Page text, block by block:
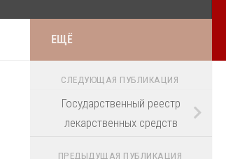
ЕЩЁ
СЛЕДУЮЩАЯ ПУБЛИКАЦИЯ
Государственный реестр
лекарственных средств
ПРЕДЫДУЩАЯ ПУБЛИКАЦИЯ